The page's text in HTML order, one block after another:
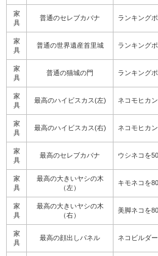
家
具
普通のセレブカバナ ランキング
家
具
普通の世界遺産首里城 ランキング
家
具
普通の猫城の門 ランキング
家
具
最高のハイビスカス(左) ネコモヒカ
家
具
最高のハイビスカス(右) ネコモヒカ
家
具
最高のセレブカバナ ウシネコを
家
具
最高の大きいヤシの木
（左）
キモネコを
家
具
最高の大きいヤシの木
（右）
美脚ネコを
家
具
最高の顔出しパネル ネコビルダ